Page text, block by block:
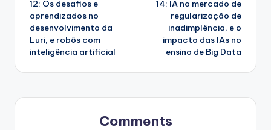
navigation
12: Os desafios e
aprendizados no
desenvolvimento da
Luri, e robôs com
inteligência artificial
14: IA no mercado de
regularização de
inadimplência, e o
impacto das IAs no
ensino de Big Data
Comments